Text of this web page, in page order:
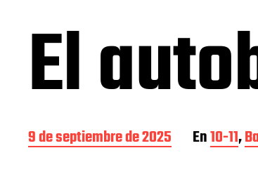
El
F
e
9 de septiembre de 2025 En10-11,